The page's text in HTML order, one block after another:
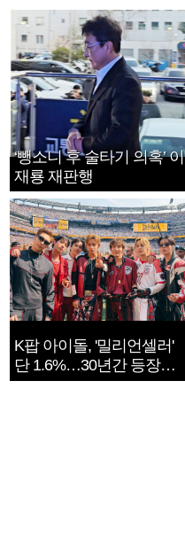
‘뺑소니 후 술타기 의혹’ 이
재룡 재판행
K팝 아이돌, '밀리언셀러'
단 1.6%…30년간 등장
1182개팀 전수조사